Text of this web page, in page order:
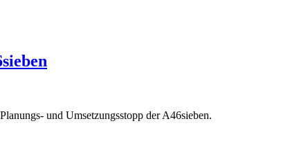
und Umsetzungsstopp der A46sieben.